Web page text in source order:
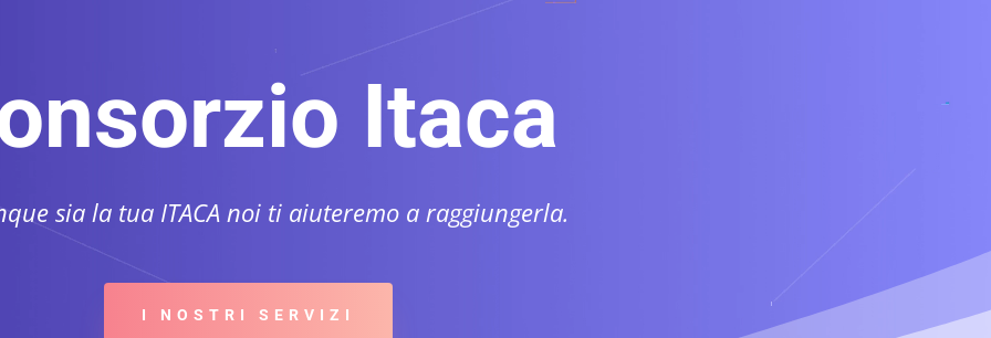
Itaca
sia la tua ITACA noi ti aiuteremo a raggiungerla.
I NOSTRI SERVIZI